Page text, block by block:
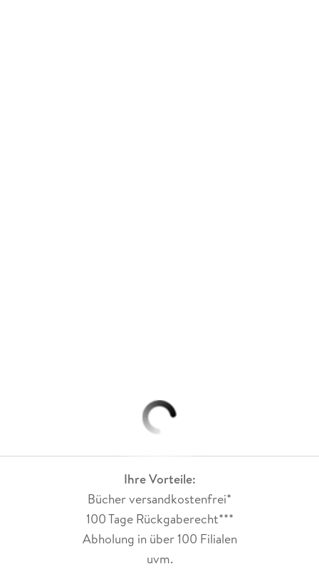
Ihre Vorteile:
Bücher versandkostenfrei*
100 Tage Rückgaberecht***
Abholung in über 100 Filialen
uvm.